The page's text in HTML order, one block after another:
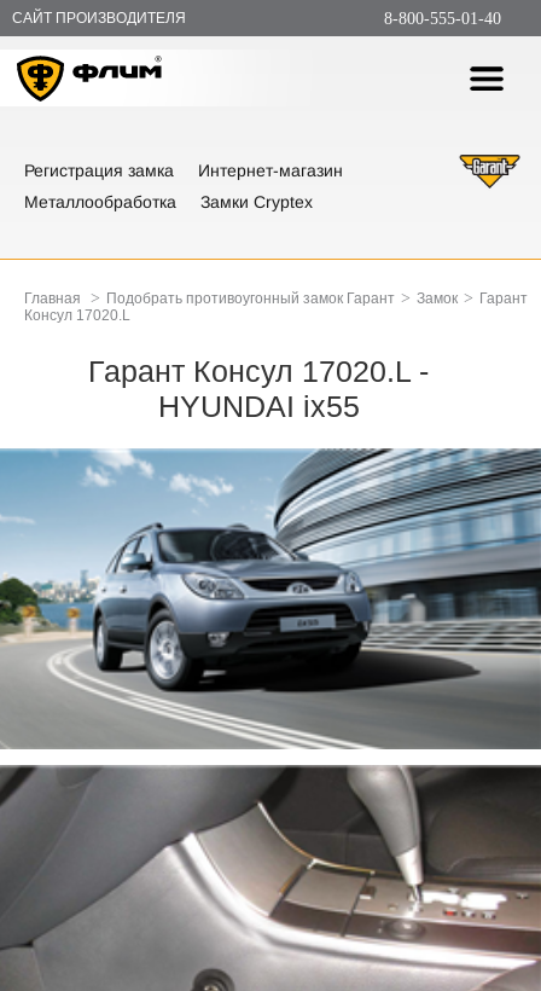
САЙТ ПРОИЗВОДИТЕЛЯ 8-800-555-01-40
Регистрация замка
Интернет-магазин
Металлообработка
Замки Cryptex
Главная > Подобрать противоугонный замок Гарант > Замок > Гарант
Консул 17020.L
Гарант Консул 17020.L -
HYUNDAI ix55